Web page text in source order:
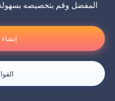
المفضل وقم بتخصيصه
إنشاء